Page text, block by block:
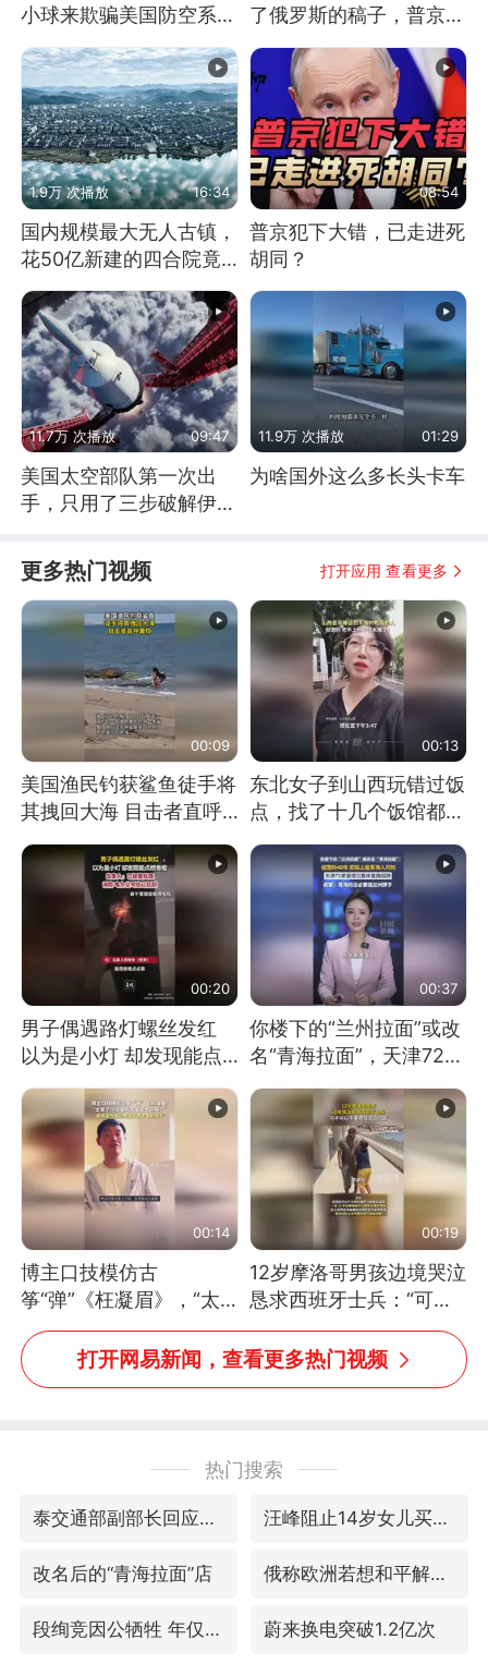
小球来欺骗美国防空系统
了俄罗斯的稿子，普京说
1.9万 次播放 16:34
国内规模最大无人古镇，
花50亿新建的四合院竟
没人住，发生了啥
08:54
普京犯下大错，已走进死
胡同？
11.7万 次播放 09:47
美国太空部队第一次出
手，只用了三步破解伊朗
11.9万 次播放 01:29
为啥国外这么多长头卡车
更多热门视频 打开应用 查看更多
00:09
美国渔民钓获鲨鱼徒手将
其拽回大海 目击者直呼
消息）
00:13
东北女子到山西玩错过饭
点，找了十几个饭馆都没
00:20
男子偶遇路灯螺丝发红
以为是小灯 却发现能点
处理
00:37
你楼下的“兰州拉面”或改
名“青海拉面”，天津72家
00:14
博主口技模仿古
筝“弹”《枉凝眉》，“太
像了～你是吃古筝长大的
吗？”“或将成为首位考级
不带古筝的选手。”（来
00:19
12岁摩洛哥男孩边境哭泣
恳求西班牙士兵：“可不
可以不要把我遣返回国”
打开网易新闻，查看更多热门视频
热门搜索
泰交通部副部长回应中国人遭歧视手势 汪峰阻止14岁女儿买大牌
改名后的“青海拉面”店 俄称欧洲若想和平解决冲突应停止援乌
段绚竞因公牺牲 年仅44岁 蔚来换电突破1.2亿次